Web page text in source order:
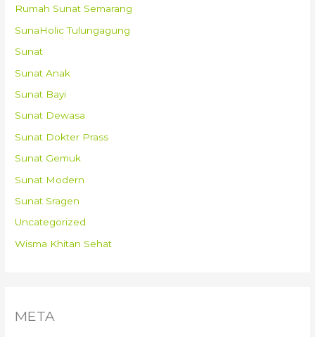
Rumah Sunat Semarang
SunaHolic Tulungagung
Sunat
Sunat Anak
Sunat Bayi
Sunat Dewasa
Sunat Dokter Prass
Sunat Gemuk
Sunat Modern
Sunat Sragen
Uncategorized
Wisma Khitan Sehat
META